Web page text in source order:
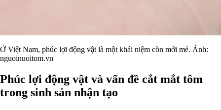
Ở Việt Nam, phúc lợi động vật là một khái niệm còn mới mẻ. Ảnh:
nguoinuoitom.vn
Phúc lợi động vật và vấn đề cắt mắt tôm
trong sinh sản nhận tạo